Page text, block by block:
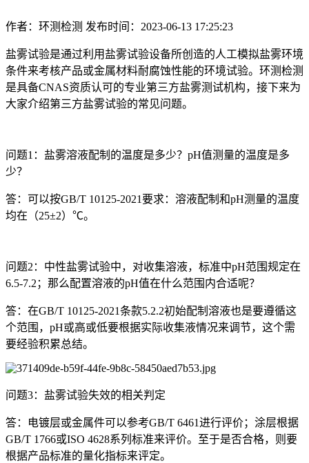
作者：环测检测 发布时间：2023-06-13 17:25:23
盐雾试验是通过利用盐雾试验设备所创造的人工模拟盐雾环境
条件来考核产品或金属材料耐腐蚀性能的环境试验。环测检测
是具备CNAS资质认可的专业第三方盐雾测试机构，接下来为
大家介绍第三方盐雾试验的常见问题。
问题1：盐雾溶液配制的温度是多少？pH值测量的温度是多
少？
答：可以按GB/T 10125-2021要求：溶液配制和pH测量的温度
均在（25±2）℃。
问题2：中性盐雾试验中，对收集溶液，标准中pH范围规定在
6.5-7.2；那么配置溶液的pH值在什么范围内合适呢？
答：在GB/T 10125-2021条款5.2.2初始配制溶液也是要遵循这
个范围，pH或高或低要根据实际收集液情况来调节，这个需
要经验积累总结。
问题3：盐雾试验失效的相关判定
答：电镀层或金属件可以参考GB/T 6461进行评价；涂层根据
GB/T 1766或ISO 4628系列标准来评价。至于是否合格，则要
根据产品标准的量化指标来评定。